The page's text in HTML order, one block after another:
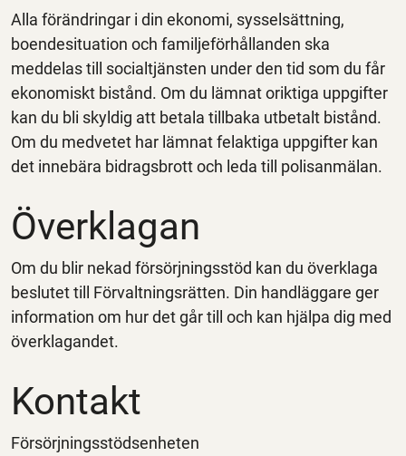
Alla förändringar i din ekonomi, sysselsättning,
boendesituation och familjeförhållanden ska
meddelas till socialtjänsten under den tid som du får
ekonomiskt bistånd. Om du lämnat oriktiga uppgifter
kan du bli skyldig att betala tillbaka utbetalt bistånd.
Om du medvetet har lämnat felaktiga uppgifter kan
det innebära bidragsbrott och leda till polisanmälan.
Överklagan
Om du blir nekad försörjningsstöd kan du överklaga
beslutet till Förvaltningsrätten. Din handläggare ger
information om hur det går till och kan hjälpa dig med
överklagandet.
Kontakt
Försörjningsstödsenheten